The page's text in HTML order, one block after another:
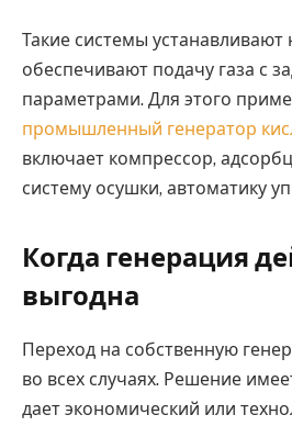
Такие системы
обеспечивают подачу газа с
параметрами. Для этого
промышленный генератор
включает компрессор,
систему осушки, автоматику
Когда генерация
выгодна
Переход на собственную
во всех случаях. Решение
дает экономический или